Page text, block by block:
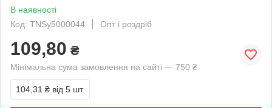
В наявності
Код: TNSy5000044
Опт і роздріб
109,80 ₴
Мінімальна сума замовлення на сайті — 750 ₴
104,31 ₴ від 5 шт.